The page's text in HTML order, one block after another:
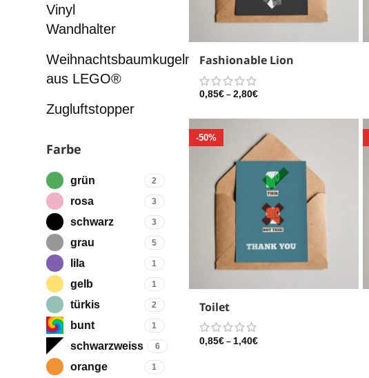
Vinyl
Wandhalter
Weihnachtsbaumkugeln
aus LEGO®
Zugluftstopper
Farbe
grün 2
rosa 3
schwarz 3
grau 5
lila 1
gelb 1
türkis 2
bunt 1
schwarzweiss 6
orange 1
Fashionable Lion
0,85€ – 2,80€
-50%
Toilet
0,85€ – 1,40€